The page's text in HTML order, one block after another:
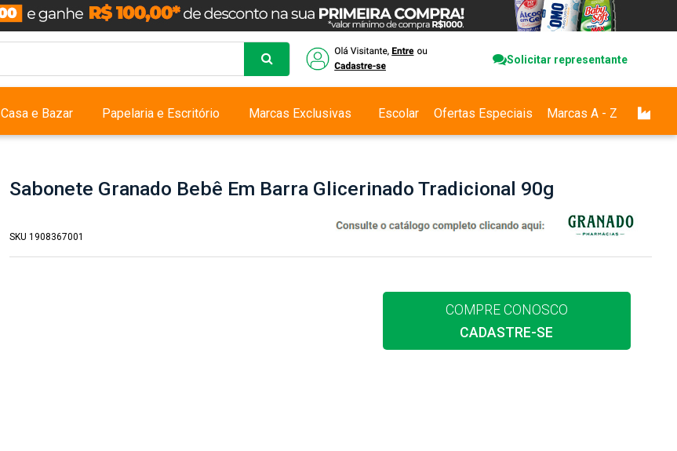
Solicitar representante
Casa e Bazar Papelaria e Escritório Marcas Exclusivas Escolar Ofertas Especiais Marcas A - Z
Sabonete Granado Bebê Em Barra Glicerinado Tradicional 90g
SKU 1908367001
COMPRE CONOSCO
CADASTRE-SE